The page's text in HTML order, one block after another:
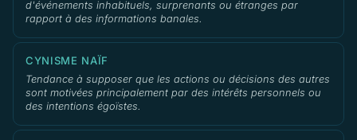
d'événements inhabituels, surprenants ou étranges par
rapport à des informations banales.
CYNISME NAÏF
Tendance à supposer que les actions ou décisions des autres
sont motivées principalement par des intérêts personnels ou
des intentions égoïstes.